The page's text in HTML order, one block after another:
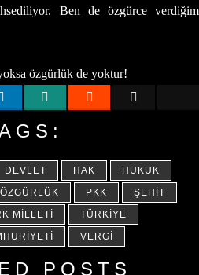
Ben de özgürce verdiğim
özgürlük de yoktur!
DEVLET HAK
HUKUK
ÖZGÜRLÜK PKK
ŞEHIT
MILLETI
TÜRKIYE
VERGI
POSTS